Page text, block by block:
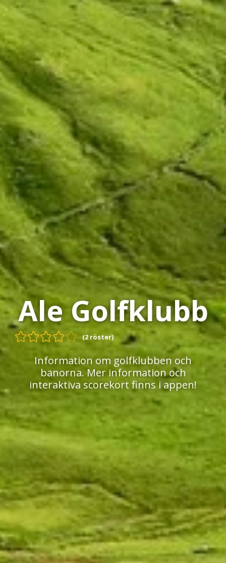
Ale Golfklubb
(2 röster)
Information om golfklubben och
banorna. Mer information och
interaktiva scorekort finns i appen!